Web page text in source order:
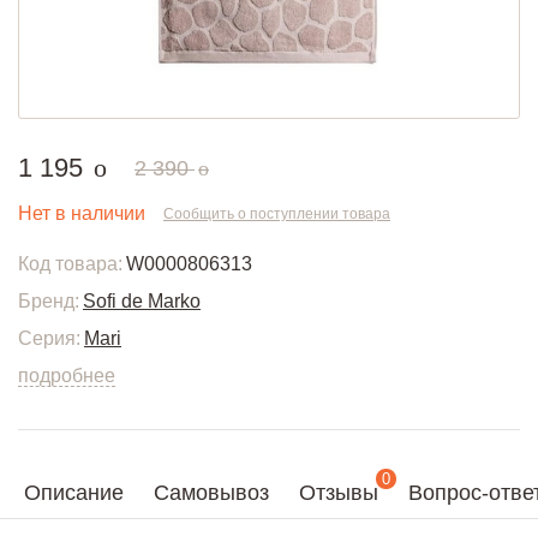
Описание Самовывоз Отзывы
0
Вопрос-
1 195 руб.
o 2 390руб.
o
Нет в наличии Сообщить о поступлении товара
Код товара: W0000806313
Бренд: Sofi de Marko
Серия: Mari
подробнее